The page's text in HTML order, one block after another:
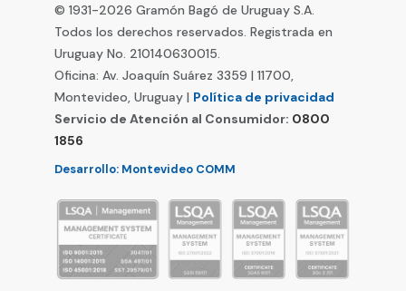
© 1931-2026 Gramón Bagó de Uruguay S.A.
Todos los derechos reservados. Registrada en
Uruguay No. 210140630015.
Oficina: Av. Joaquín Suárez 3359 | 11700,
Montevideo, Uruguay | Política de privacidad
Servicio de Atención al Consumidor: 0800
1856
Desarrollo: Montevideo COMM